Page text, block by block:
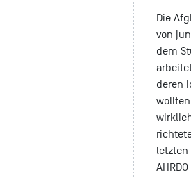
Die
von
dem
deren
letzten